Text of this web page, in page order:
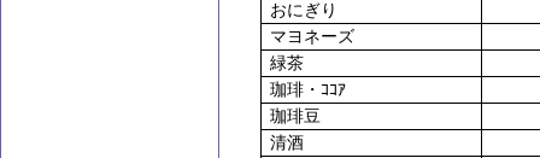
おにぎり
マヨネーズ
緑茶
珈琲・ｺｺｱ
珈琲豆
清酒